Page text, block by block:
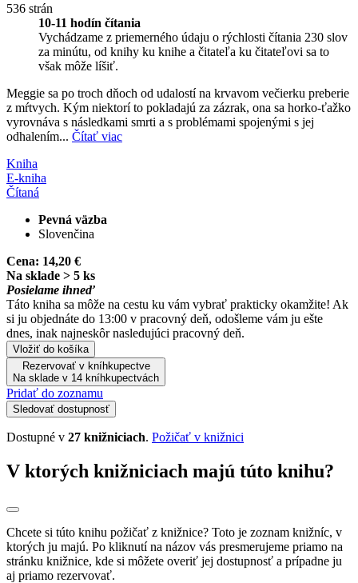
536 strán
10-11 hodín čítania
Vychádzame z priemerného údaju o rýchlosti čítania 230 slov
za minútu, od knihy ku knihe a čitateľa ku čitateľovi sa to
však môže líšiť.
Meggie sa po troch dňoch od udalostí na krvavom večierku preberie
z mŕtvych. Kým niektorí to pokladajú za zázrak, ona sa horko-ťažko
vyrovnáva s následkami smrti a s problémami spojenými s jej
odhalením... Čítať viac
Kniha
E-kniha
Čítaná
Pevná väzba
Slovenčina
Cena: 14,20 €
Na sklade > 5 ks
Posielame ihneď
Táto kniha sa môže na cestu ku vám vybrať prakticky okamžite! Ak
si ju objednáte do 13:00 v pracovný deň, odošleme vám ju ešte
dnes, inak najneskôr nasledujúci pracovný deň.
Vložiť do košíka
Rezervovať v kníhkupectve
Na sklade v 14 kníhkupectvách
Pridať do zoznamu
Sledovať dostupnosť
Dostupné v 27 knižniciach. Požičať v knižnici
V ktorých knižniciach majú túto knihu?
Chcete si túto knihu požičať z knižnice? Toto je zoznam knižníc, v
ktorých ju majú. Po kliknutí na názov vás presmerujeme priamo na
stránku knižnice, kde si môžete overiť jej dostupnosť a prípadne ju
aj priamo rezervovať.